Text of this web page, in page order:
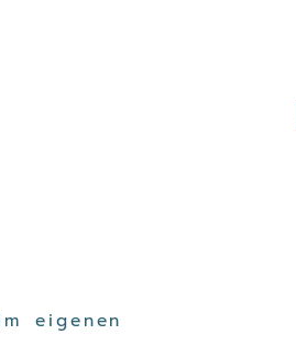
eigenen